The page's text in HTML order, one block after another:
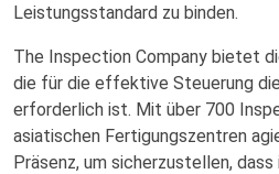
Leistungsstandard zu binden.
The Inspection Company bietet
die für die effektive Steuerung
erforderlich ist. Mit über 700
asiatischen Fertigungszentren
Präsenz, um sicherzustellen,